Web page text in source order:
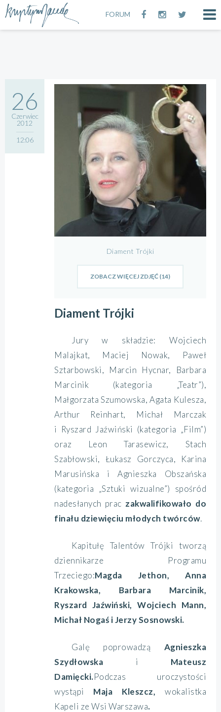
FORUM
26
Czerwiec
2012
12:06
Diament Trójki
ZOBACZ WIĘCEJ ZDJĘĆ (14)
Diament Trójki
Jury w składzie: Wojciech
Malajkat, Maciej Nowak, Paweł
Sztarbowski, Marcin Hycnar, Barbara
Marcinik (kategoria „Teatr”),
Małgorzata Szumowska, Agata Kulesza,
Arthur Reinhart, Michał Marczak
i Ryszard Jaźwiński (kategoria „Film”)
oraz Leon Tarasewicz, Stach
Szabłowski, Łukasz Gorczyca, Karina
Marusińska i Agnieszka Obszańska
(kategoria „Sztuki wizualne”) spośród
nadesłanych prac zakwalifikowało do
finału dziewięciu młodych twórców.
Kapitułę Talentów Trójki tworzą
dziennikarze Programu
Trzeciego:Magda Jethon, Anna
Krakowska, Barbara Marcinik,
Ryszard Jaźwiński, Wojciech Mann,
Michał Nogaś i Jerzy Sosnowski.
Galę poprowadzą Agnieszka
Szydłowska i Mateusz
Damięcki.Podczas uroczystości
wystąpi
Maja Kleszcz, wokalistka
Kapeli ze Wsi Warszawa.